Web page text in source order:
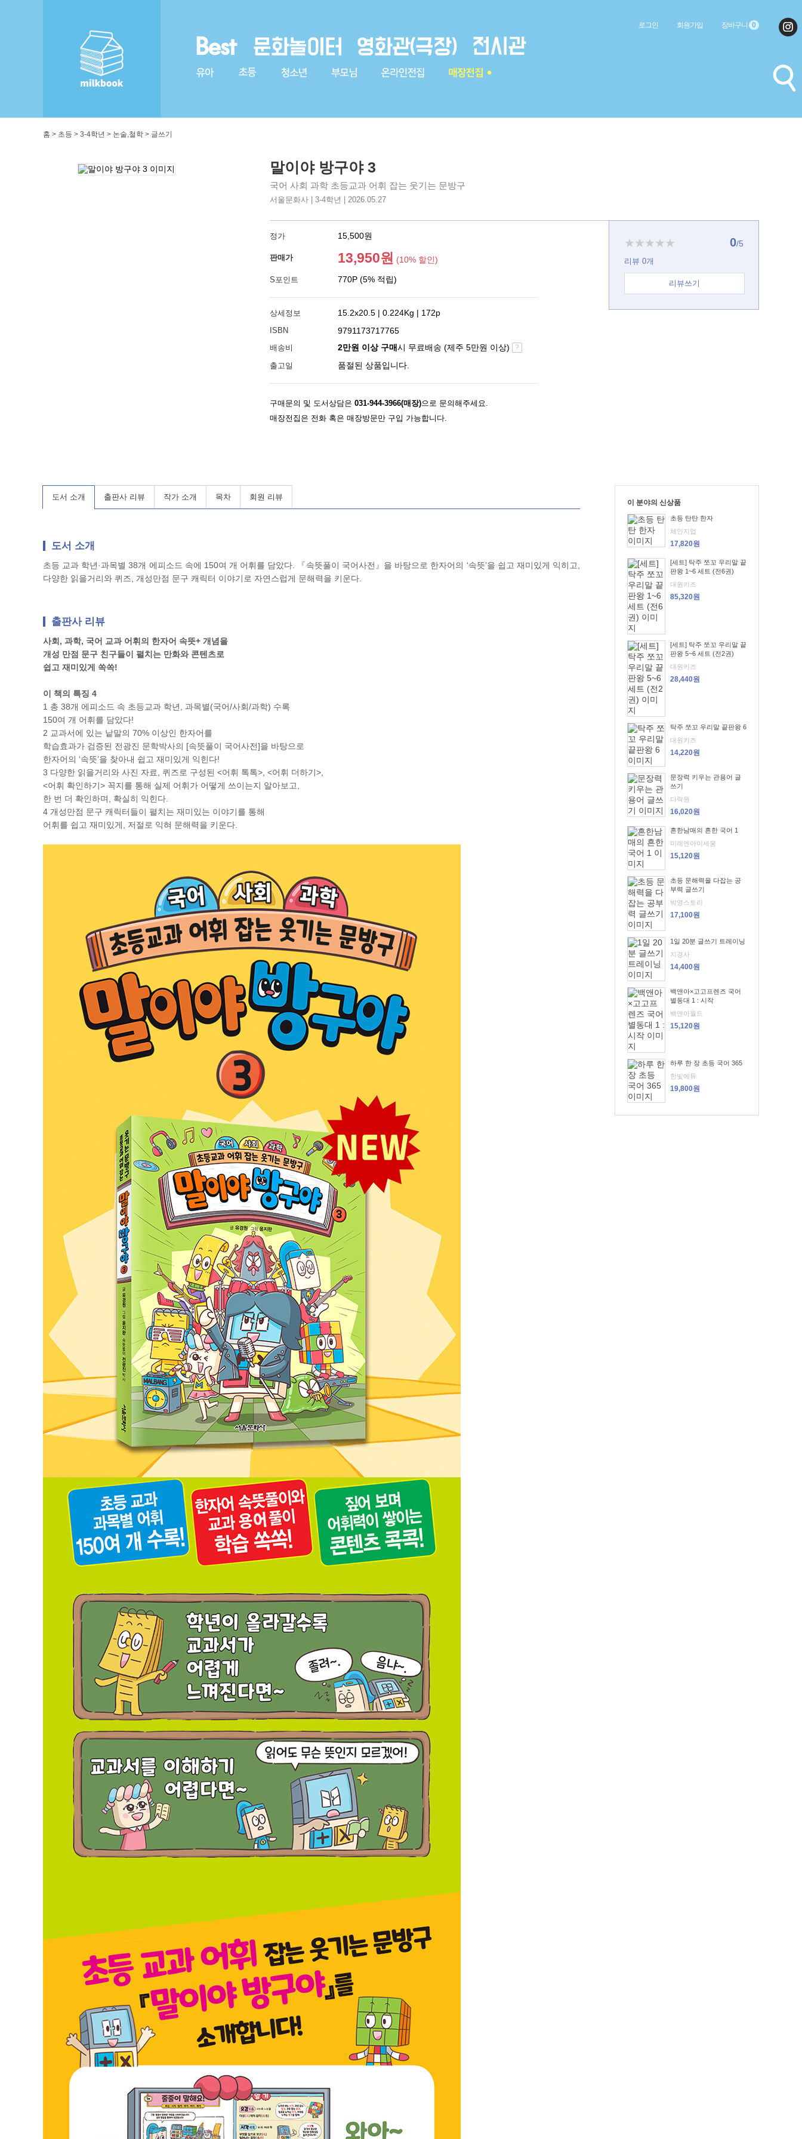
로그인 회원가입 장바구니 0
홈 > 초등 > 3-4학년 > 논술,철학 > 글쓰기
말이야 방구야 3
국어 사회 과학 초등교과 어휘 잡는 웃기는 문방구
서울문화사 | 3-4학년 | 2026.05.27
정가 15,500원
판매가 13,950원 (10% 할인)
S포인트 770P (5% 적립)
상세정보 15.2x20.5 | 0.224Kg | 172p
ISBN 9791173717765
배송비 2만원 이상 구매시 무료배송 (제주 5만원 이상) ?
출고일 품절된 상품입니다.
★★★★★ 0/5
리뷰 0개
리뷰쓰기
구매문의 및 도서상담은 031-944-3966(매장)으로 문의해주세요.
매장전집은 전화 혹은 매장방문만 구입 가능합니다.
도서 소개 출판사 리뷰 작가 소개 목차 회원 리뷰
도서 소개
초등 교과 학년·과목별 38개 에피소드 속에 150여 개 어휘를 담았다. 『속뜻풀이 국어사전』을 바탕으로 한자어의 ‘속뜻’을 쉽고 재미있게 익히고,
다양한 읽을거리와 퀴즈, 개성만점 문구 캐릭터 이야기로 자연스럽게 문해력을 키운다.
출판사 리뷰
사회, 과학, 국어 교과 어휘의 한자어 속뜻+ 개념을
개성 만점 문구 친구들이 펼치는 만화와 콘텐츠로
쉽고 재미있게 쏙쏙!
이 책의 특징 4
1 총 38개 에피소드 속 초등교과 학년, 과목별(국어/사회/과학) 수록
150여 개 어휘를 담았다!
2 교과서에 있는 낱말의 70% 이상인 한자어를
학습효과가 검증된 전광진 문학박사의 [속뜻풀이 국어사전]을 바탕으로
한자어의 ‘속뜻’을 찾아내 쉽고 재미있게 익힌다!
3 다양한 읽을거리와 사진 자료, 퀴즈로 구성된 <어휘 톡톡>, <어휘 더하기>,
<어휘 확인하기> 꼭지를 통해 실제 어휘가 어떻게 쓰이는지 알아보고,
한 번 더 확인하며, 확실히 익힌다.
4 개성만점 문구 캐릭터들이 펼치는 재미있는 이야기를 통해
어휘를 쉽고 재미있게, 저절로 익혀 문해력을 키운다.
이 분야의 신상품
초등 탄탄 한자
체인지업
17,820원
[세트] 탁주 쪼꼬 우리말 끝
판왕 1~6 세트 (전6권)
대원키즈
85,320원
[세트] 탁주 쪼꼬 우리말 끝
판왕 5~6 세트 (전2권)
대원키즈
28,440원
탁주 쪼꼬 우리말 끝판왕 6
대원키즈
14,220원
문장력 키우는 관용어 글
쓰기
다락원
16,020원
흔한남매의 흔한 국어 1
미래엔아이세움
15,120원
초등 문해력을 다잡는 공
부력 글쓰기
박영스토리
17,100원
1일 20분 글쓰기 트레이닝
지경사
14,400원
백앤아×고고프렌즈 국어
별동대 1 : 시작
백앤아월드
15,120원
하루 한 장 초등 국어 365
한빛에듀
19,800원